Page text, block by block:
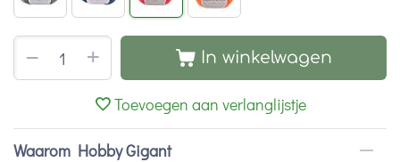
+
− In winkelwagen
Toevoegen aan verlanglijstje
Waarom Hobby Gigant